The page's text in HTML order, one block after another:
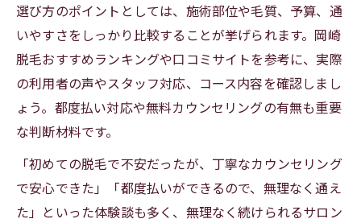
選び方のポイントとしては、施術部位や毛質、予算、通
いやすさをしっかり比較することが挙げられます。岡崎
脱毛おすすめランキングや口コミサイトを参考に、実際
の利用者の声やスタッフ対応、コース内容を確認しまし
ょう。都度払い対応や無料カウンセリングの有無も重要
な判断材料です。
「初めての脱毛で不安だったが、丁寧なカウンセリング
で安心できた」「都度払いができるので、無理なく通え
た」といった体験談も多く、無理なく続けられるサロン